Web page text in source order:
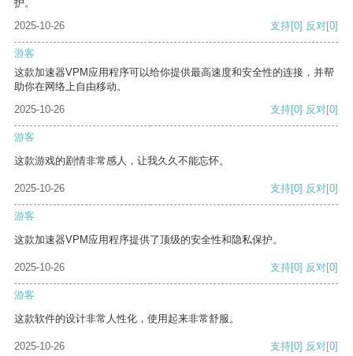
护。
2025-10-26
支持[0] 反对[0]
游客
这款加速器VPM应用程序可以给你提供最高速度和安全性的连接，并帮
助你在网络上自由移动。
2025-10-26
支持[0] 反对[0]
游客
这款游戏的剧情非常感人，让我久久不能忘怀。
2025-10-26 支持[0] 反对[0]
游客
这款加速器VPM应用程序提供了顶级的安全性和隐私保护。
2025-10-26 支持[0] 反对[0]
游客
这款软件的设计非常人性化，使用起来非常舒服。
2025-10-26 支持[0] 反对[0]